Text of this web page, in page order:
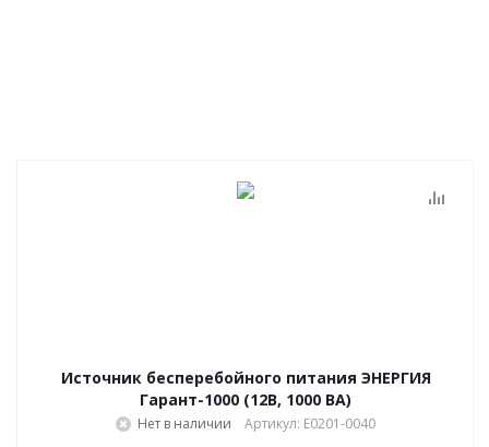
Источник бесперебойного питания ЭНЕРГИЯ
Гарант-1000 (12В, 1000 ВА)
Нет в наличии Артикул: Е0201-0040